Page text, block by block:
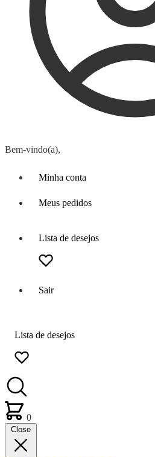
Bem-vindo(a),
Minha conta
Meus pedidos
Lista de desejos
Sair
Lista de desejos
0
Close